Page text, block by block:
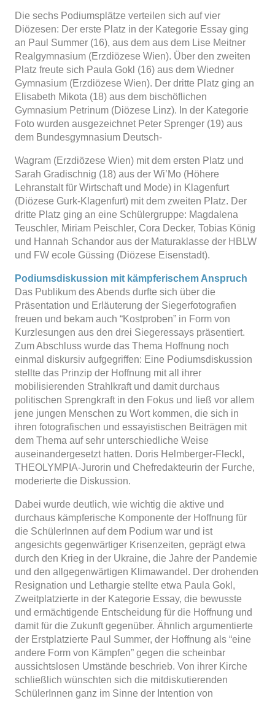
Die sechs Podiumsplätze verteilen sich auf vier
Diözesen: Der erste Platz in der Kategorie Essay ging
an Paul Summer (16), aus dem aus dem Lise Meitner
Realgymnasium (Erzdiözese Wien). Über den zweiten
Platz freute sich Paula Gokl (16) aus dem Wiedner
Gymnasium (Erzdiözese Wien). Der dritte Platz ging an
Elisabeth Mikota (18) aus dem bischöflichen
Gymnasium Petrinum (Diözese Linz). In der Kategorie
Foto wurden ausgezeichnet Peter Sprenger (19) aus
dem Bundesgymnasium Deutsch-
Wagram (Erzdiözese Wien) mit dem ersten Platz und
Sarah Gradischnig (18) aus der Wi’Mo (Höhere
Lehranstalt für Wirtschaft und Mode) in Klagenfurt
(Diözese Gurk-Klagenfurt) mit dem zweiten Platz. Der
dritte Platz ging an eine Schülergruppe: Magdalena
Teuschler, Miriam Peischler, Cora Decker, Tobias König
und Hannah Schandor aus der Maturaklasse der HBLW
und FW ecole Güssing (Diözese Eisenstadt).
Podiumsdiskussion mit kämpferischem Anspruch
Das Publikum des Abends durfte sich über die
Präsentation und Erläuterung der Siegerfotografien
freuen und bekam auch “Kostproben” in Form von
Kurzlesungen aus den drei Siegeressays präsentiert.
Zum Abschluss wurde das Thema Hoffnung noch
einmal diskursiv aufgegriffen: Eine Podiumsdiskussion
stellte das Prinzip der Hoffnung mit all ihrer
mobilisierenden Strahlkraft und damit durchaus
politischen Sprengkraft in den Fokus und ließ vor allem
jene jungen Menschen zu Wort kommen, die sich in
ihren fotografischen und essayistischen Beiträgen mit
dem Thema auf sehr unterschiedliche Weise
auseinandergesetzt hatten. Doris Helmberger-Fleckl,
THEOLYMPIA-Jurorin und Chefredakteurin der Furche,
moderierte die Diskussion.
Dabei wurde deutlich, wie wichtig die aktive und
durchaus kämpferische Komponente der Hoffnung für
die SchülerInnen auf dem Podium war und ist
angesichts gegenwärtiger Krisenzeiten, geprägt etwa
durch den Krieg in der Ukraine, die Jahre der Pandemie
und den allgegenwärtigen Klimawandel. Der drohenden
Resignation und Lethargie stellte etwa Paula Gokl,
Zweitplatzierte in der Kategorie Essay, die bewusste
und ermächtigende Entscheidung für die Hoffnung und
damit für die Zukunft gegenüber. Ähnlich argumentierte
der Erstplatzierte Paul Summer, der Hoffnung als “eine
andere Form von Kämpfen” gegen die scheinbar
aussichtslosen Umstände beschrieb. Von ihrer Kirche
schließlich wünschten sich die mitdiskutierenden
SchülerInnen ganz im Sinne der Intention von